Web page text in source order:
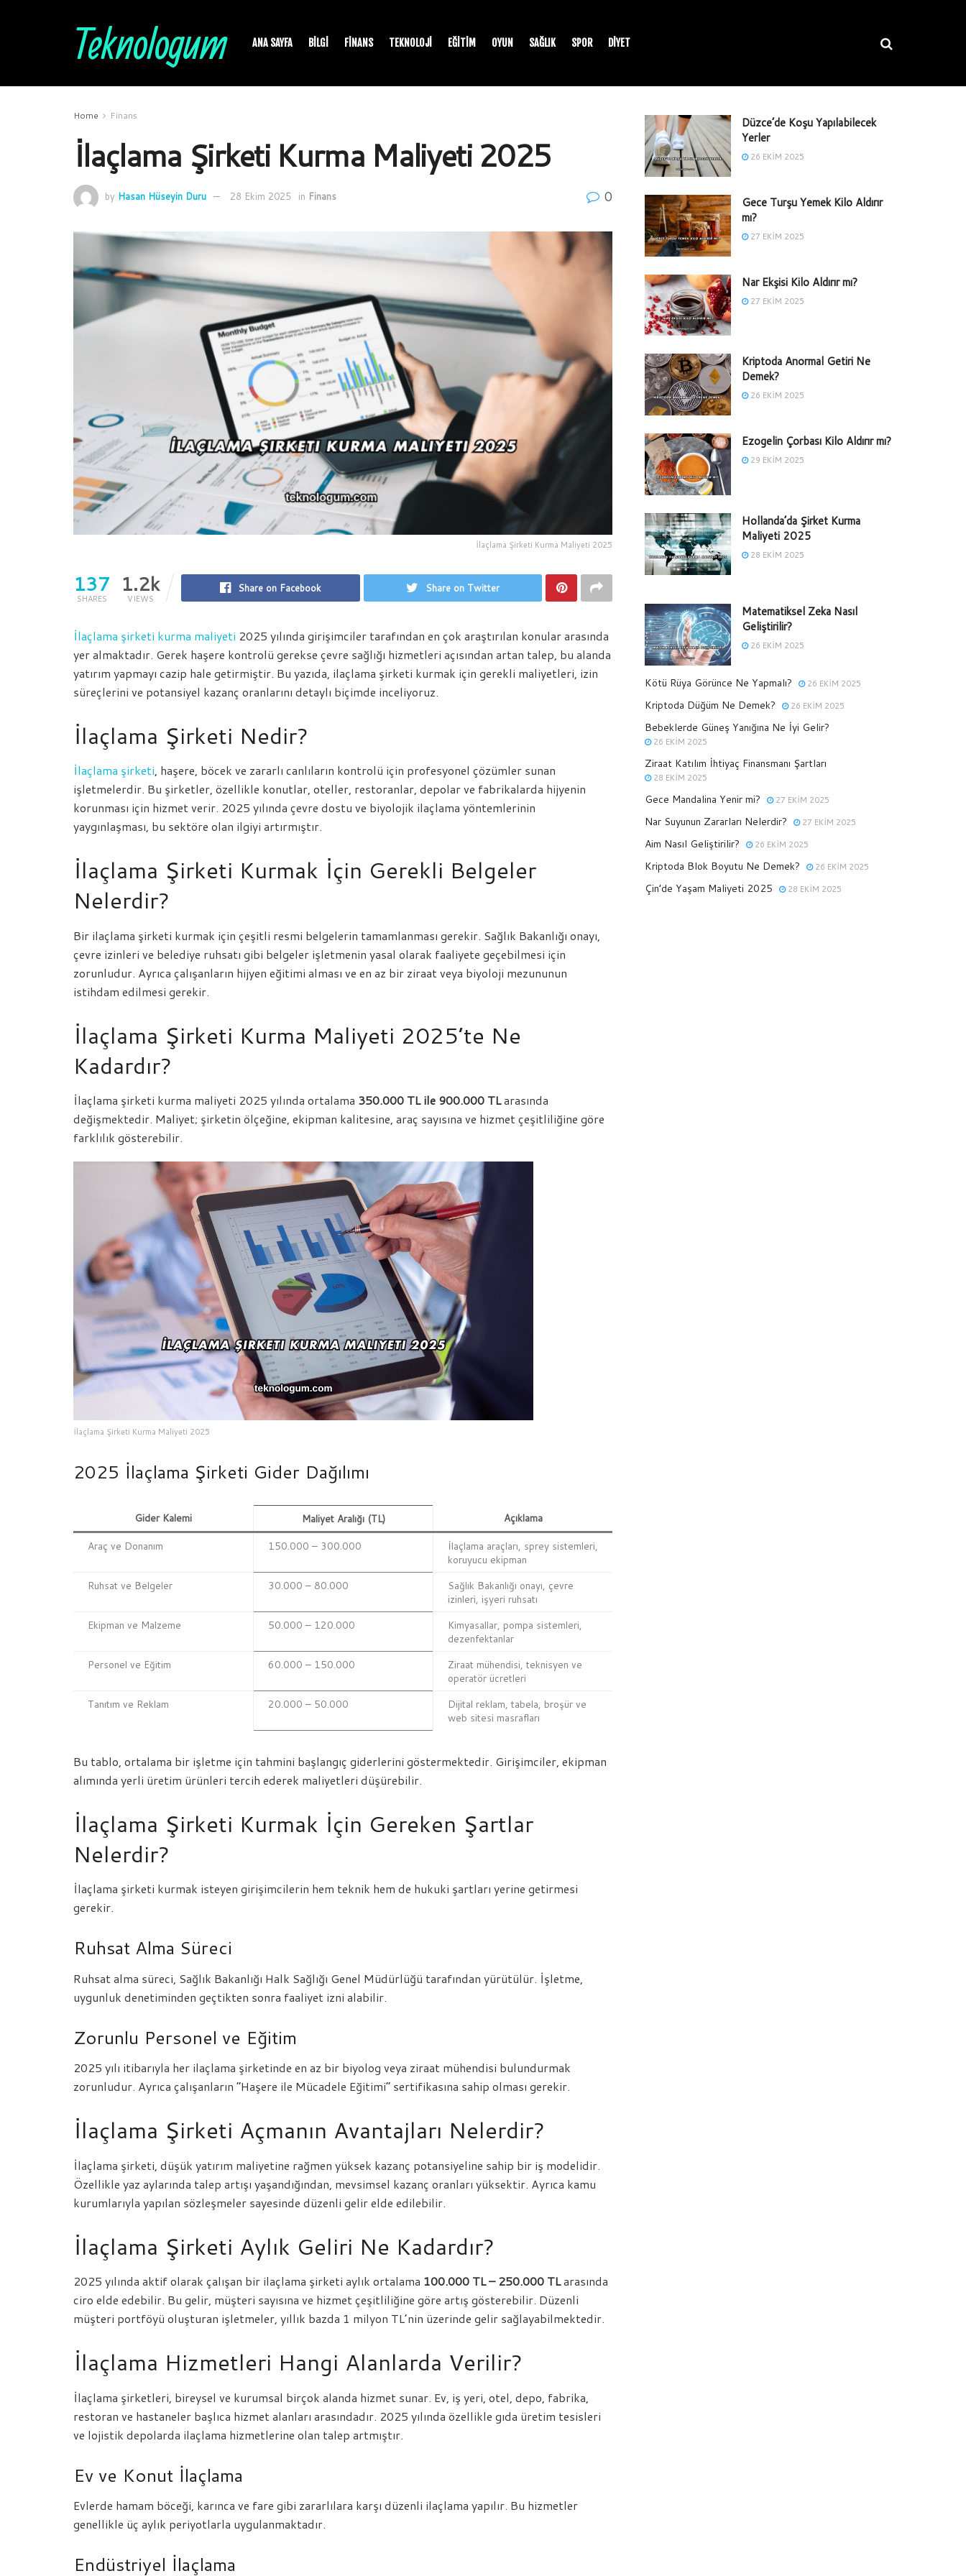
Teknologum ANA SAYFA BILGI FINANS TEKNOLOJI EĞITIM OYUN SAĞLIK SPOR DIYET
Home Finans
İlaçlama Şirketi Kurma Maliyeti 2025
by Hasan Hüseyin Duru 28 Ekim 2025 in Finans 0
İlaçlama Şirketi Kurma Maliyeti 2025
137
SHARES
1.2k
VIEWS
Share on Facebook Share on Twitter
İlaçlama şirketi kurma maliyeti 2025 yılında girişimciler tarafından en çok araştırılan konular arasında
yer almaktadır. Gerek haşere kontrolü gerekse çevre sağlığı hizmetleri açısından artan talep, bu alanda
yatırım yapmayı cazip hale getirmiştir. Bu yazıda, ilaçlama şirketi kurmak için gerekli maliyetleri, izin
süreçlerini ve potansiyel kazanç oranlarını detaylı biçimde inceliyoruz.
İlaçlama Şirketi Nedir?
İlaçlama şirketi, haşere, böcek ve zararlı canlıların kontrolü için profesyonel çözümler sunan
işletmelerdir. Bu şirketler, özellikle konutlar, oteller, restoranlar, depolar ve fabrikalarda hijyenin
korunması için hizmet verir. 2025 yılında çevre dostu ve biyolojik ilaçlama yöntemlerinin
yaygınlaşması, bu sektöre olan ilgiyi artırmıştır.
İlaçlama Şirketi Kurmak İçin Gerekli Belgeler
Nelerdir?
Bir ilaçlama şirketi kurmak için çeşitli resmi belgelerin tamamlanması gerekir. Sağlık Bakanlığı onayı,
çevre izinleri ve belediye ruhsatı gibi belgeler işletmenin yasal olarak faaliyete geçebilmesi için
zorunludur. Ayrıca çalışanların hijyen eğitimi alması ve en az bir ziraat veya biyoloji mezununun
istihdam edilmesi gerekir.
İlaçlama Şirketi Kurma Maliyeti 2025’te Ne
Kadardır?
İlaçlama şirketi kurma maliyeti 2025 yılında ortalama 350.000 TL ile 900.000 TLarasında
değişmektedir. Maliyet; şirketin ölçeğine, ekipman kalitesine, araç sayısına ve hizmet çeşitliliğine göre
farklılık gösterebilir.
İlaçlama Şirketi Kurma Maliyeti 2025
2025 İlaçlama Şirketi Gider Dağılımı
Gider Kalemi Maliyet Aralığı (TL) Açıklama
Araç ve Donanım 150.000 – 300.000
İlaçlama araçları, sprey sistemleri,
koruyucu ekipman
Ruhsat ve Belgeler
30.000 – 80.000
Sağlık Bakanlığı onayı, çevre
izinleri, işyeri ruhsatı
Ekipman ve Malzeme
50.000 – 120.000
Kimyasallar, pompa sistemleri,
dezenfektanlar
Personel ve Eğitim
60.000 – 150.000
Ziraat mühendisi, teknisyen ve
operatör ücretleri
Tanıtım ve Reklam
20.000 – 50.000
Dijital reklam, tabela, broşür ve
web sitesi masrafları
Bu tablo, ortalama bir işletme için tahmini başlangıç giderlerini göstermektedir. Girişimciler, ekipman
alımında yerli üretim ürünleri tercih ederek maliyetleri düşürebilir.
İlaçlama Şirketi Kurmak İçin Gereken Şartlar
Nelerdir?
İlaçlama şirketi kurmak isteyen girişimcilerin hem teknik hem de hukuki şartları yerine getirmesi
gerekir.
Ruhsat Alma Süreci
Ruhsat alma süreci, Sağlık Bakanlığı Halk Sağlığı Genel Müdürlüğü tarafından yürütülür. İşletme,
uygunluk denetiminden geçtikten sonra faaliyet izni alabilir.
Zorunlu Personel ve Eğitim
2025 yılı itibarıyla her ilaçlama şirketinde en az bir biyolog veya ziraat mühendisi bulundurmak
zorunludur. Ayrıca çalışanların “Haşere ile Mücadele Eğitimi” sertifikasına sahip olması gerekir.
İlaçlama Şirketi Açmanın Avantajları Nelerdir?
İlaçlama şirketi, düşük yatırım maliyetine rağmen yüksek kazanç potansiyeline sahip bir iş modelidir.
Özellikle yaz aylarında talep artışı yaşandığından, mevsimsel kazanç oranları yüksektir. Ayrıca kamu
kurumlarıyla yapılan sözleşmeler sayesinde düzenli gelir elde edilebilir.
İlaçlama Şirketi Aylık Geliri Ne Kadardır?
2025 yılında aktif olarak çalışan bir ilaçlama şirketi aylık ortalama 100.000 TL – 250.000 TLarasında
ciro elde edebilir. Bu gelir, müşteri sayısına ve hizmet çeşitliliğine göre artış gösterebilir. Düzenli
müşteri portföyü oluşturan işletmeler, yıllık bazda 1 milyon TL’nin üzerinde gelir sağlayabilmektedir.
İlaçlama Hizmetleri Hangi Alanlarda Verilir?
İlaçlama şirketleri, bireysel ve kurumsal birçok alanda hizmet sunar. Ev, iş yeri, otel, depo, fabrika,
restoran ve hastaneler başlıca hizmet alanları arasındadır. 2025 yılında özellikle gıda üretim tesisleri
ve lojistik depolarda ilaçlama hizmetlerine olan talep artmıştır.
Ev ve Konut İlaçlama
Evlerde hamam böceği, karınca ve fare gibi zararlılara karşı düzenli ilaçlama yapılır. Bu hizmetler
genellikle üç aylık periyotlarla uygulanmaktadır.
Endüstriyel İlaçlama
Düzce’de Koşu Yapılabilecek
Yerler
26 EKIM 2025
Gece Turşu Yemek Kilo Aldırır
mı?
27 EKIM 2025
Nar Ekşisi Kilo Aldırır mı?
27 EKIM 2025
Kriptoda Anormal Getiri Ne
Demek?
26 EKIM 2025
Ezogelin Çorbası Kilo Aldırır mı?
29 EKIM 2025
Hollanda’da Şirket Kurma
Maliyeti 2025
28 EKIM 2025
Matematiksel Zeka Nasıl
Geliştirilir?
26 EKIM 2025
Kötü Rüya Görünce Ne Yapmalı? 26 EKIM 2025
Kriptoda Düğüm Ne Demek? 26 EKIM 2025
Bebeklerde Güneş Yanığına Ne İyi Gelir?
26 EKIM 2025
Ziraat Katılım İhtiyaç Finansmanı Şartları
28 EKIM 2025
Gece Mandalina Yenir mi? 27 EKIM 2025
Nar Suyunun Zararları Nelerdir? 27 EKIM 2025
Aim Nasıl Geliştirilir? 26 EKIM 2025
Kriptoda Blok Boyutu Ne Demek? 26 EKIM 2025
Çin’de Yaşam Maliyeti 2025 28 EKIM 2025